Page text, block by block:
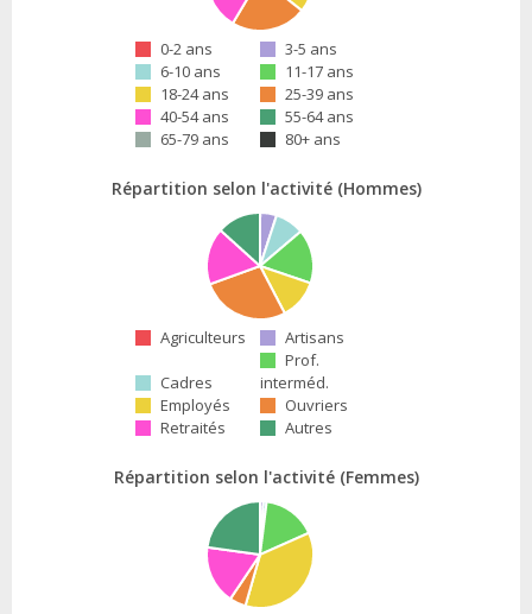
0-2 ans
3-5 ans
6-10 ans
11-17 ans
18-24 ans
25-39 ans
40-54 ans
55-64 ans
65-79 ans
80+ ans
Répartition selon l'activité (Hommes)
Agriculteurs Artisans
Cadres
Prof.
interméd.
Employés
Ouvriers
Retraités
Autres
Répartition selon l'activité (Femmes)